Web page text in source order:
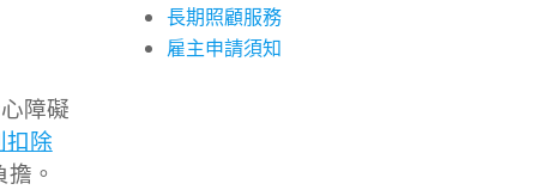
障礙
扣除
。
長期照顧服務
雇主申請須知